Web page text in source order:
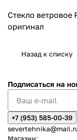
Стекло ветровое
оригинал
Назад к списку
Подписаться на
+7 (953) 585-00-39
Магазин: